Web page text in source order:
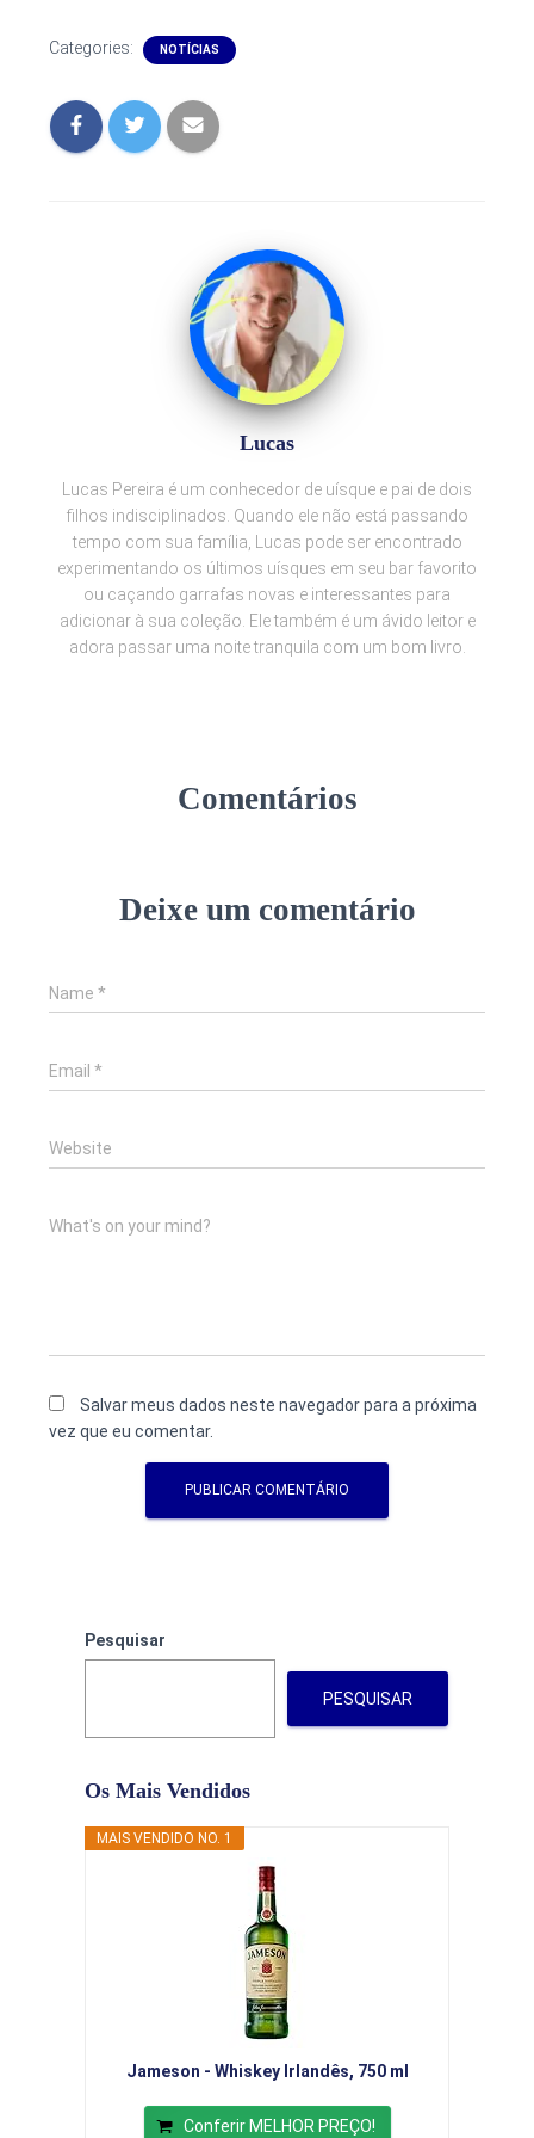
Categories: NOTÍCIAS
Lucas
Lucas Pereira é um conhecedor de uísque e pai de dois
filhos indisciplinados. Quando ele não está passando
tempo com sua família, Lucas pode ser encontrado
experimentando os últimos uísques em seu bar favorito
ou caçando garrafas novas e interessantes para
adicionar à sua coleção. Ele também é um ávido leitor e
adora passar uma noite tranquila com um bom livro.
Comentários
Deixe um comentário
Name *
Email *
Website
What's on your mind?
Salvar meus dados neste navegador para a próxima
vez que eu comentar.
Pesquisar
PESQUISAR
Os Mais Vendidos
MAIS VENDIDO NO. 1
Jameson - Whiskey Irlandês, 750 ml
Conferir MELHOR PREÇO!